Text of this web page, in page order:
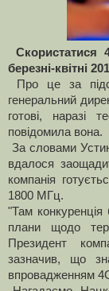
Скористатися
березні-квітні
Про це за
генеральний
готові, наразі
повідомила вона.
За словами
вдалося
компанія
1800 МГц.
"Там
плани щодо
Президент
зазначив, що
впровадженням